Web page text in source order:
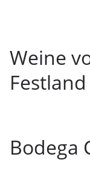
Weine
Festland
Bodega